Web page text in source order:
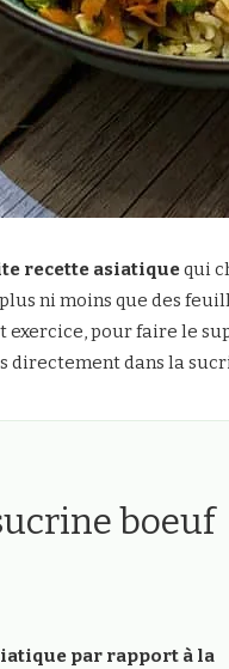
recette asiatiquequi
ni moins que des
pour faire le
directement dans la
boeuf
par rapport à la